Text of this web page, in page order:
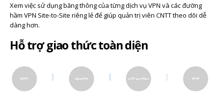
Xem việc sử dụng băng thông của từng dịch vụ VPN và các đường
hầm VPN Site-to-Site riêng lẻ để giúp quản trị viên CNTT theo dõi dễ
dàng hơn.
Hỗ trợ giao thức toàn diện